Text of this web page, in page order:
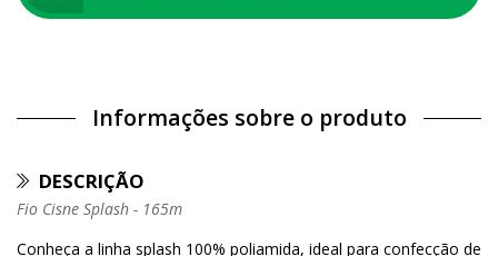
Informações sobre o produto
DESCRIÇÃO
Fio Cisne Splash - 165m
Conheça a linha splash 100% poliamida, ideal para confecção de